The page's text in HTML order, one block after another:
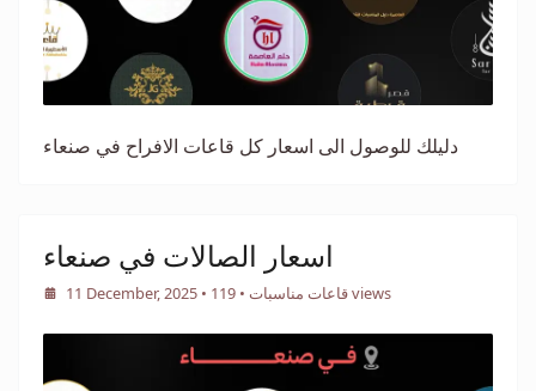
دليلك للوصول الى اسعار كل قاعات الافراح في صنعاء
اسعار الصالات في صنعاء
11 December, 2025 • قاعات مناسبات• 119 views